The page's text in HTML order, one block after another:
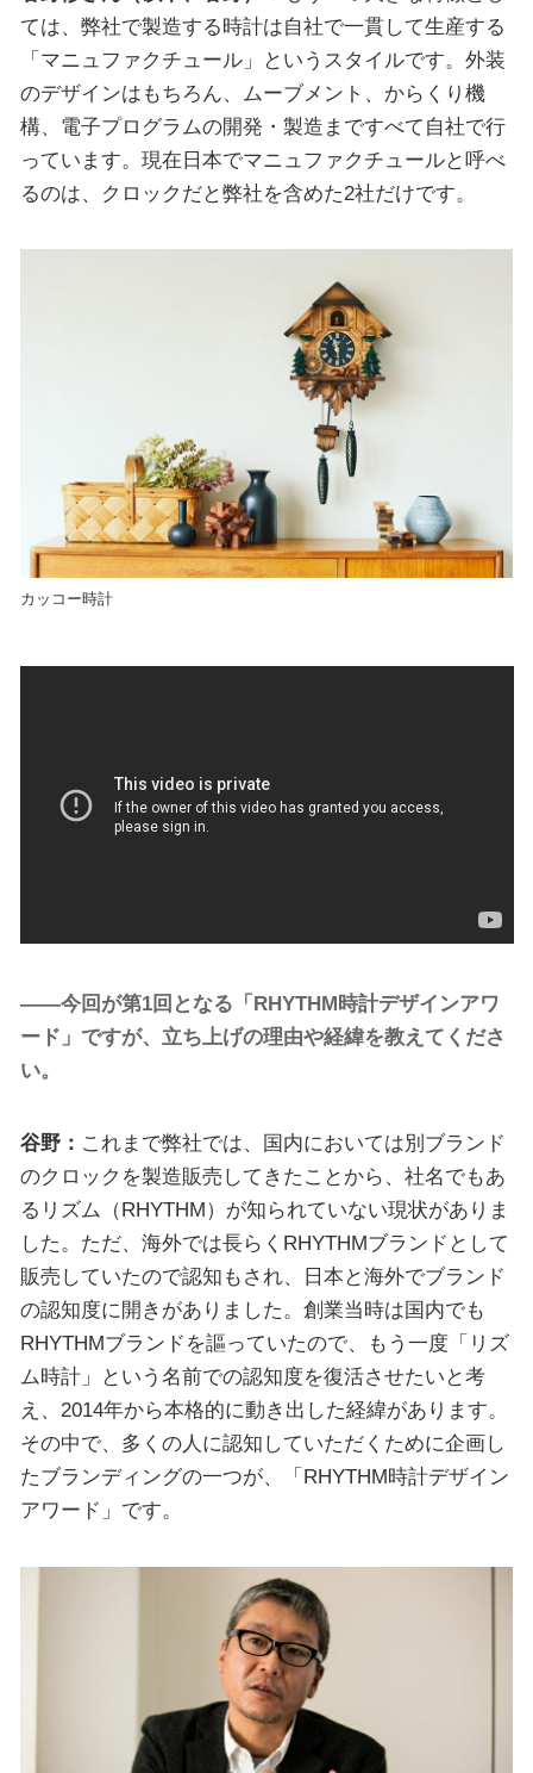
ては、弊社で製造する時計は自社で一貫して生産する
「マニュファクチュール」というスタイルです。外装
のデザインはもちろん、ムーブメント、からくり機
構、電子プログラムの開発・製造まですべて自社で行
っています。現在日本でマニュファクチュールと呼べ
るのは、クロックだと弊社を含めた2社だけです。
カッコー時計
――今回が第1回となる「RHYTHM時計デザインアワ
ード」ですが、立ち上げの理由や経緯を教えてくださ
い。
谷野： これまで弊社では、国内においては別ブランド
のクロックを製造販売してきたことから、社名でもあ
るリズム（RHYTHM）が知られていない現状がありま
した。ただ、海外では長らくRHYTHMブランドとして
販売していたので認知もされ、日本と海外でブランド
の認知度に開きがありました。創業当時は国内でも
RHYTHMブランドを謳っていたので、もう一度「リズ
ム時計」という名前での認知度を復活させたいと考
え、2014年から本格的に動き出した経緯があります。
その中で、多くの人に認知していただくために企画し
たブランディングの一つが、「RHYTHM時計デザイン
アワード」です。